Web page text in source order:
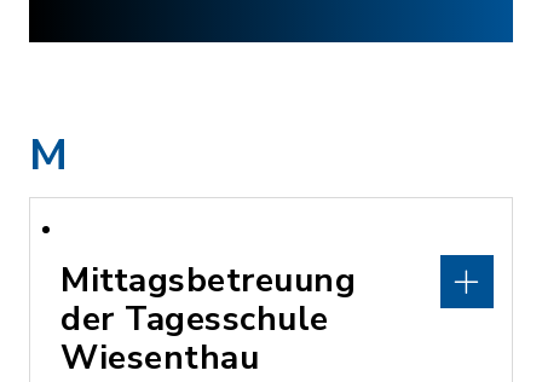
M
Mittagsbetreuung
der Tagesschule
Wiesenthau